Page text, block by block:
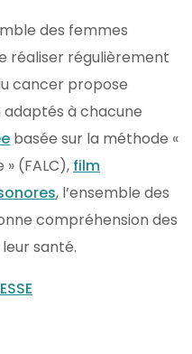
des femmes
réaliser régulièrement
cancer propose
adaptés à chacune
basée sur la méthode «
(FALC), film
, l’ensemble des
compréhension des
santé.